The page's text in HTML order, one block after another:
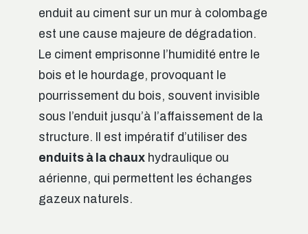
enduit au ciment sur un mur à colombage
est une cause majeure de dégradation.
Le ciment emprisonne l’humidité entre le
bois et le hourdage, provoquant le
pourrissement du bois, souvent invisible
sous l’enduit jusqu’à l’affaissement de la
structure. Il est impératif d’utiliser des
enduits à la chaux hydraulique ou
aérienne, qui permettent les échanges
gazeux naturels.